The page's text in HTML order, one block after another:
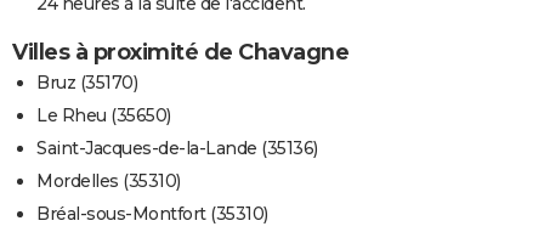
Villes à proximité de Chavagne
Bruz (35170)
Le Rheu (35650)
Saint-Jacques-de-la-Lande (35136)
Mordelles (35310)
Bréal-sous-Montfort (35310)